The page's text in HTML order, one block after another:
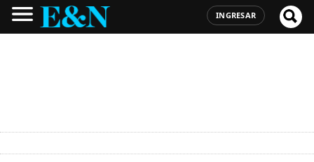
INGRESAR